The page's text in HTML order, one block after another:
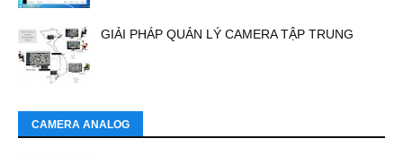
GIẢI PHÁP QUẢN LÝ CAMERA TẬP TRUNG
CAMERA ANALOG